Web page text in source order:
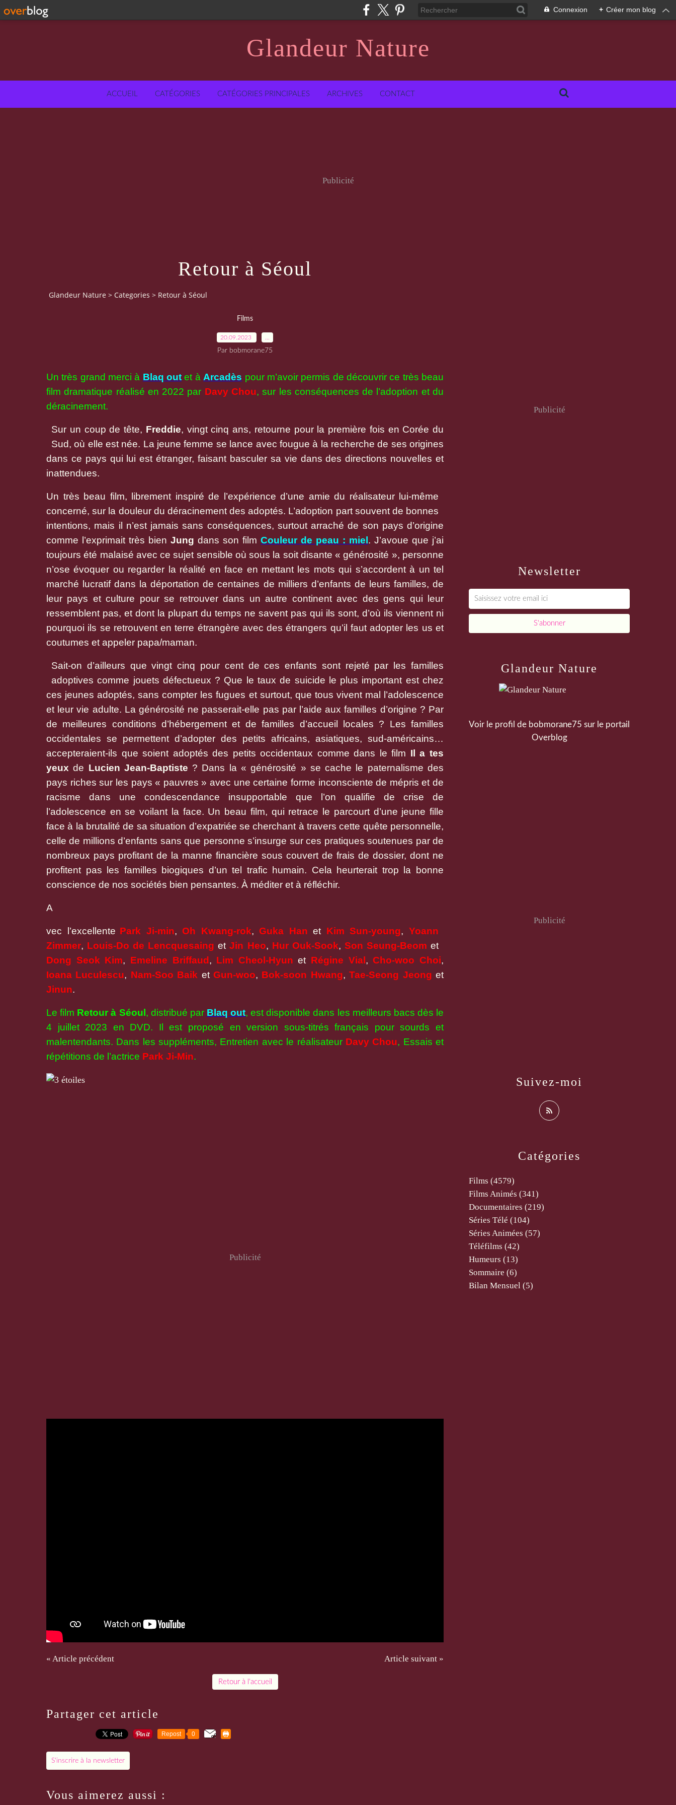
Connexion + Créer mon blog
Glandeur Nature
ACCUEIL CATÉGORIES CATÉGORIES PRINCIPALES ARCHIVES CONTACT
Publicité
Retour à Séoul
Glandeur Nature > Categories > Retour à Séoul
Films
20.09.2023
Par bobmorane75
Un très grand merci à Blaq out et à Arcadès pour m’avoir permis de découvrir ce très beau
film dramatique réalisé en 2022 par Davy Chou, sur les conséquences de l’adoption et du
déracinement.
Sur un coup de tête, Freddie, vingt cinq ans, retourne pour la première fois en Corée du
Sud, où elle est née. La jeune femme se lance avec fougue à la recherche de ses origines
dans ce pays qui lui est étranger, faisant basculer sa vie dans des directions nouvelles et
inattendues.
Un très beau film, librement inspiré de l’expérience d’une amie du réalisateur lui-même
concerné, sur la douleur du déracinement des adoptés. L’adoption part souvent de bonnes
intentions, mais il n’est jamais sans conséquences, surtout arraché de son pays d’origine
comme l’exprimait très bien Jung dans son film Couleur de peau : miel. J’avoue que j’ai
toujours été malaisé avec ce sujet sensible où sous la soit disante « générosité », personne
n’ose évoquer ou regarder la réalité en face en mettant les mots qui s’accordent à un tel
marché lucratif dans la déportation de centaines de milliers d’enfants de leurs familles, de
leur pays et culture pour se retrouver dans un autre continent avec des gens qui leur
ressemblent pas, et dont la plupart du temps ne savent pas qui ils sont, d’où ils viennent ni
pourquoi ils se retrouvent en terre étrangère avec des étrangers qu’il faut adopter les us et
coutumes et appeler papa/maman.
Sait-on d’ailleurs que vingt cinq pour cent de ces enfants sont rejeté par les familles
adoptives comme jouets défectueux ? Que le taux de suicide le plus important est chez
ces jeunes adoptés, sans compter les fugues et surtout, que tous vivent mal l’adolescence
et leur vie adulte. La générosité ne passerait-elle pas par l’aide aux familles d’origine ? Par
de meilleures conditions d’hébergement et de familles d’accueil locales ? Les familles
occidentales se permettent d’adopter des petits africains, asiatiques, sud-américains…
accepteraient-ils que soient adoptés des petits occidentaux comme dans le film Il a tes
yeux de Lucien Jean-Baptiste ? Dans la « générosité » se cache le paternalisme des
pays riches sur les pays « pauvres » avec une certaine forme inconsciente de mépris et de
racisme dans une condescendance insupportable que l’on qualifie de crise de
l’adolescence en se voilant la face. Un beau film, qui retrace le parcourt d’une jeune fille
face à la brutalité de sa situation d’expatriée se cherchant à travers cette quête personnelle,
celle de millions d’enfants sans que personne s’insurge sur ces pratiques soutenues par de
nombreux pays profitant de la manne financière sous couvert de frais de dossier, dont ne
profitent pas les familles biogiques d’un tel trafic humain. Cela heurterait trop la bonne
conscience de nos sociétés bien pensantes. À méditer et à réfléchir.
A
vec l’excellente Park Ji-min,Oh Kwang-rok,Guka Han et Kim Sun-young,Yoann
Zimmer, Louis-Do de Lencquesaing etJin Heo, Hur Ouk-Sook, Son Seung-Beom et
Dong Seok Kim, Emeline Briffaud, Lim Cheol-Hyun et Régine Vial,Cho-woo Choi,
Ioana Luculescu, Nam-Soo Baik etGun-woo, Bok-soon Hwang,Tae-Seong Jeong et
Jinun.
Le film Retour à Séoul, distribué par Blaq out, est disponible dans les meilleurs bacs dès le
4 juillet 2023 en DVD. Il est proposé en version sous-titrés français pour sourds et
malentendants. Dans les suppléments, Entretien avec le réalisateur Davy Chou, Essais et
répétitions de l’actrice Park Ji-Min.
Publicité
« Article précédent Article suivant »
Retour à l'accueil
Partager cet article
Repost 0
S'inscrire à la newsletter
Vous aimerez aussi :
Newsletter
Publicité
Catégories
Films (4579)
Films Animés (341)
Documentaires (219)
Séries Télé (104)
Séries Animées (57)
Téléfilms (42)
Humeurs (13)
Sommaire (6)
Bilan Mensuel (5)
Glandeur Nature
Voir le profil de bobmorane75 sur le portail
Overblog
Suivez-moi
Publicité